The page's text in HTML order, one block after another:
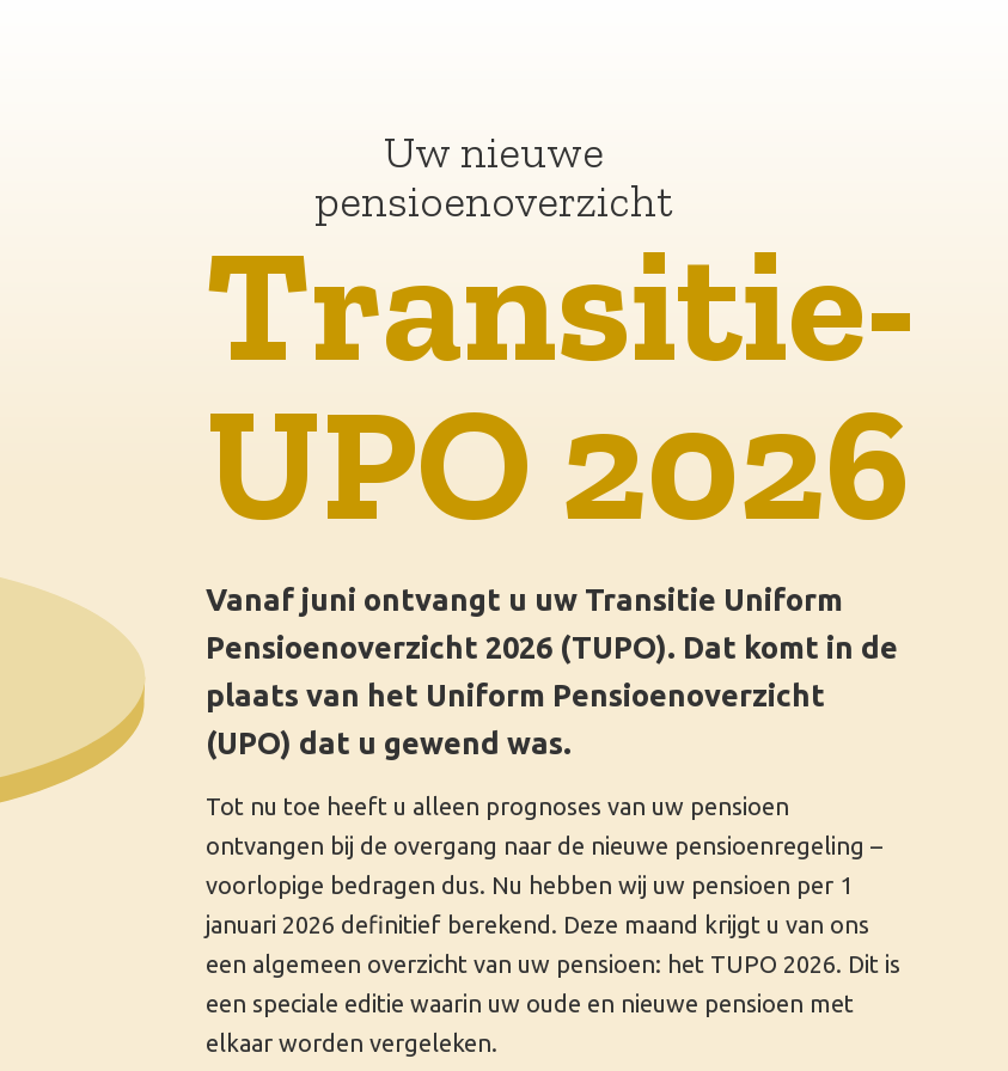
Transitie-
UPO 2026
Vanaf juni ontvangt u uw Transitie Uniform
Pensioenoverzicht 2026 (TUPO). Dat komt in de
plaats van het Uniform Pensioenoverzicht
Tot nu toe heeft u alleen prognoses van uw pensioen
ontvangen bij de overgang naar de nieuwe pensioenregeling –
voorlopige bedragen dus. Nu hebben wij uw pensioen per 1
januari 2026 definitief berekend. Deze maand krijgt u van ons
een algemeen overzicht van uw pensioen: het TUPO 2026. Dit is
een speciale editie waarin uw oude en nieuwe pensioen met
elkaar worden vergeleken.
Zo staat u ervoor: uw
pensioenvermogen en
verwachte pensioenbedragen
In het overzicht ziet u uw persoonlijk pensioenvermogen en
waar dat uit bestaat. Ook ziet u uw verwachte
pensioenbedragen als u op uw AOW-leeftijd uw pensioen laat